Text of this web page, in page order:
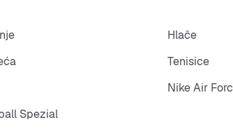
Hlače
Tenisice
Nike Air
Spezial